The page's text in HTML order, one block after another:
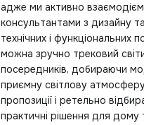
адже ми активно
консультантами з дизайну
технічних і функціональних
можна зручно трековий
посередників, добираючи
приємну світлову
пропозиції і ретельно
практичні рішення для дому